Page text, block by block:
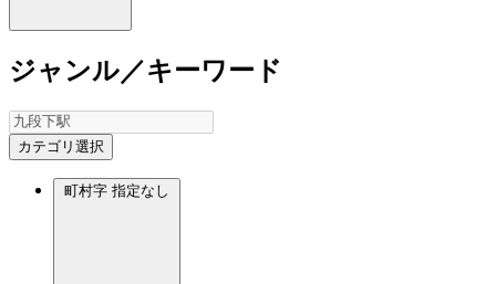
ジャンル／キーワード
カテゴリ選択
町村字 指定なし